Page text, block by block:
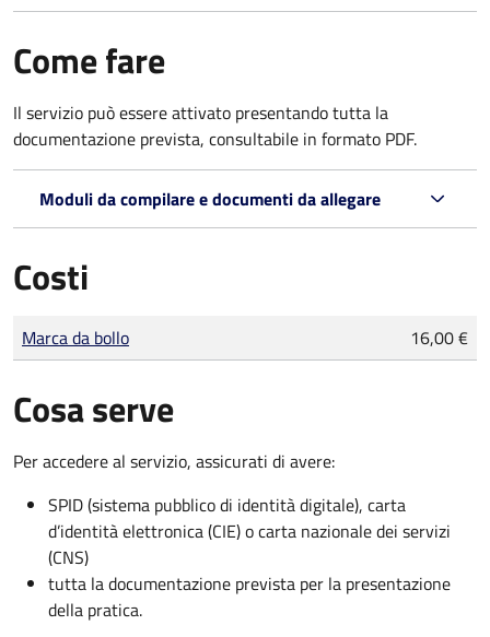
Come fare
Il servizio può essere attivato presentando tutta la
documentazione prevista, consultabile in formato PDF.
Moduli da compilare e documenti da allegare
Costi
Tipo di pagamento
Importo
Marca da bollo 16,00 €
Cosa serve
Per accedere al servizio, assicurati di avere:
SPID (sistema pubblico di identità digitale), carta
d’identità elettronica (CIE) o carta nazionale dei servizi
(CNS)
tutta la documentazione prevista per la presentazione
della pratica.